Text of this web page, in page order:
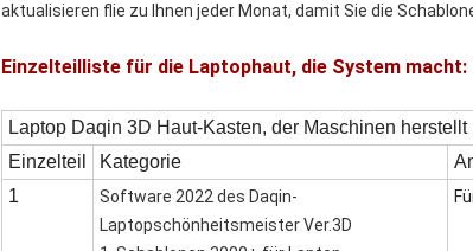
aktualisieren flie zu Ihnen jeder Monat, damit Sie die
Einzelteilliste für die Laptophaut, die System macht:
Laptop Daqin 3D Haut-Kasten, der Maschinen herstellt
Einzelteil
Kategorie
1
Software 2022 des Daqin-
Laptopschönheitsmeister Ver.3D